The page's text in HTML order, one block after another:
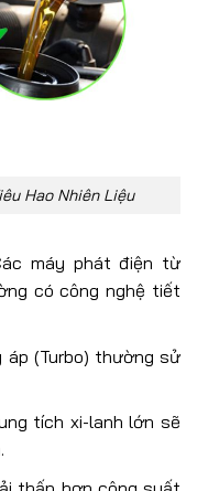
Hao Nhiên Liệu
máy phát điện từ
có công nghệ tiết
(Turbo) thường sử
tích xi-lanh lớn sẽ